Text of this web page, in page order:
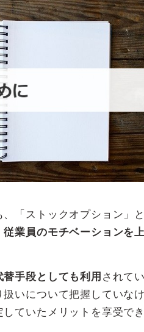
「ストックオプション」
従業員のモチベーションを
手段としても利用 されて
いについて把握していな
ていたメリットを享受で